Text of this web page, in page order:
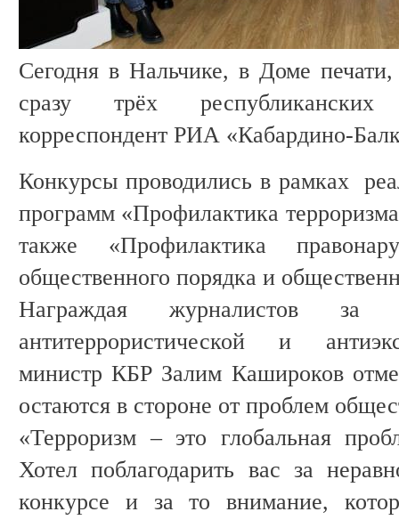
Сегодня в Нальчике, в Доме
сразу трёх
корреспондент РИА «Кабардино-
Конкурсы проводились в рамках
программ «Профилактика
также «Профилактика
общественного порядка и
Награждая журналистов
антитеррористической и
министр КБР Залим Кашироков
остаются в стороне от проблем
«Терроризм – это глобальная
Хотел поблагодарить вас за
конкурсе и за то внимание,